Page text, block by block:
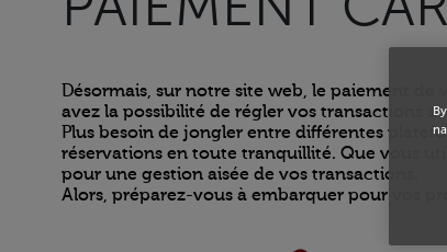
Désormais, sur notre site web, le paiement
avez la possibilité de régler vos transactions
Plus besoin de jongler entre différentes
réservations en toute tranquillité. Que vous
pour une gestion aisée de vos transactions.
Alors, préparez-vous à embarquer pour vos